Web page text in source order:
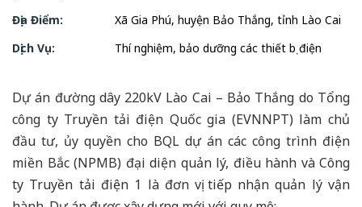
Địa Điểm:
Xã Gia Phú, huyện Bảo Thắng, tỉnh Lào Cai
Dịch Vụ:
Thí nghiệm, bảo dưỡng các thiết bị điện
Dự án đường dây 220kV Lào Cai – Bảo Thắng do Tổng
công ty Truyền tải điện Quốc gia (EVNNPT) làm chủ
đầu tư, ủy quyền cho BQL dự án các công trình điện
miền Bắc (NPMB) đại diện quản lý, điều hành và Công
ty Truyền tải điện 1 là đơn vị tiếp nhận quản lý vận